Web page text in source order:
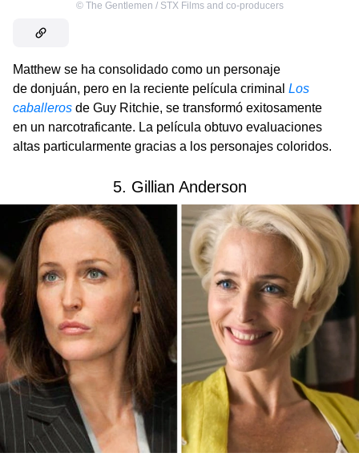
© The Gentlemen / STX Films and co-producers
Matthew se ha consolidado como un personaje
de donjuán, pero en la reciente película criminal Los
caballeros de Guy Ritchie, se transformó exitosamente
en un narcotraficante. La película obtuvo evaluaciones
altas particularmente gracias a los personajes coloridos.
5. Gillian Anderson